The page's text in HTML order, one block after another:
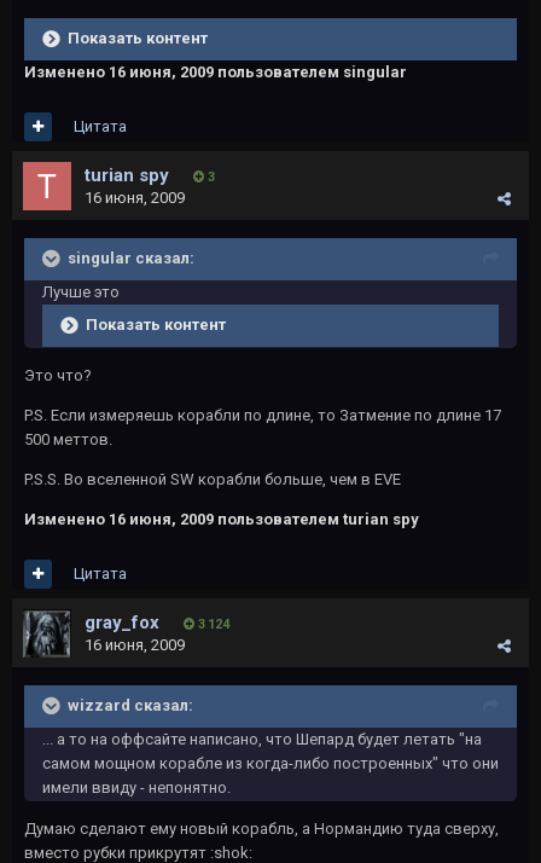
Показать контент
Изменено 16 июня, 2009 пользователем singular
Цитата
turian spy 3
16 июня, 2009
singular сказал:
Лучше это
Показать контент
Это что?
P.S. Если измеряешь корабли по длине, то Затмение по длине 17
500 меттов.
P.S.S. Во вселенной SW корабли больше, чем в EVE
Изменено 16 июня, 2009 пользователем turian spy
Цитата
gray_fox 3 124
16 июня, 2009
wizzard сказал:
... а то на оффсайте написано, что Шепард будет летать "на
самом мощном корабле из когда-либо построенных" что они
имели ввиду - непонятно.
Думаю сделают ему новый корабль, а Нормандию туда сверху,
вместо рубки прикрутят :shok: